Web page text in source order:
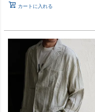
カートに入れる